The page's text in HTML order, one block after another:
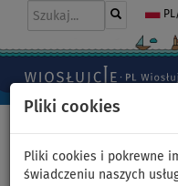
Pliki cookies
Pliki cookies i pokrewne
świadczeniu naszych